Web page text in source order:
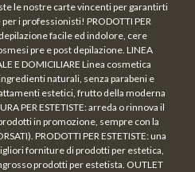
le nostre carte vincenti per garantirti
i professionisti! PRODOTTI PER
facile ed indolore, cere
pre e post depilazione. LINEA
E DOMICILIARE Linea cosmetica
naturali, senza parabeni e
estetici, frutto della moderna
PER ESTETISTE: arreda o rinnova il
in promozione, sempre con la
PRODOTTI PER ESTETISTE: una
forniture di prodotti per estetica,
prodotti per estetista. OUTLET